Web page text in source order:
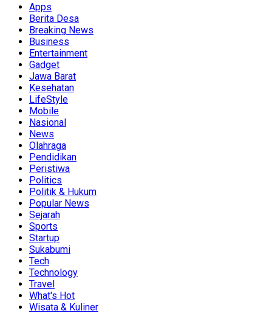
Apps
Berita Desa
Breaking News
Business
Entertainment
Gadget
Jawa Barat
Kesehatan
LifeStyle
Mobile
Nasional
News
Olahraga
Pendidikan
Peristiwa
Politics
Politik & Hukum
Popular News
Sejarah
Sports
Startup
Sukabumi
Tech
Technology
Travel
What's Hot
Wisata & Kuliner